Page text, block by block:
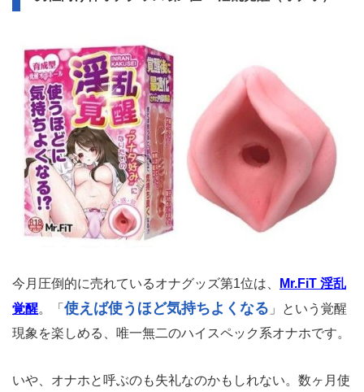
今月圧倒的に売れているオナグッズ第1位は、
Mr.FiT 淫乱
覚醒。「 使えば使うほど気持ちよくなる 」という覚醒
現象を楽しめる、唯一無二のハイスペック系オナホです。
いや、オナホと呼ぶのも失礼なのかもしれない。数ヶ月使